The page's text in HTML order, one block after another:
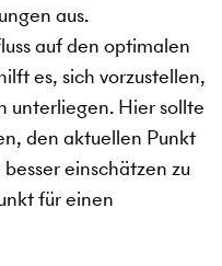
aus.
auf den optimalen
es, sich vorzustellen,
unterliegen. Hier sollte
den aktuellen Punkt
einschätzen zu
für einen